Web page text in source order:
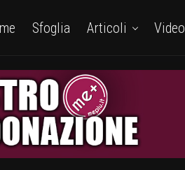
Sfoglia Articoli Video